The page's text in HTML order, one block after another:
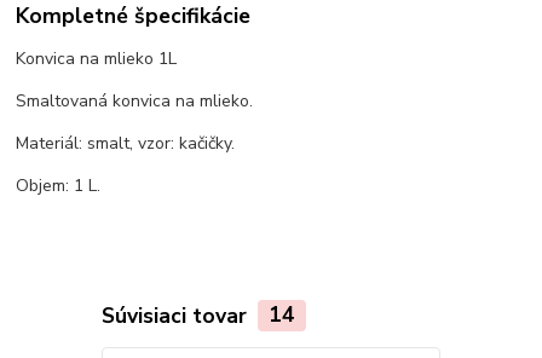
Kompletné špecifikácie
Konvica na mlieko 1L
Smaltovaná konvica na mlieko.
Materiál: smalt, vzor: kačičky.
Objem: 1 L.
Súvisiaci tovar 14